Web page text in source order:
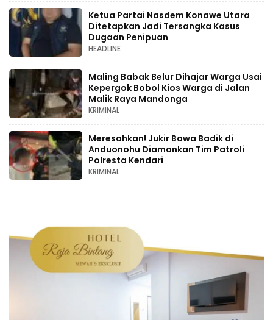
Ketua Partai Nasdem Konawe Utara
Ditetapkan Jadi Tersangka Kasus
Dugaan Penipuan
HEADLINE
Maling Babak Belur Dihajar Warga Usai
Kepergok Bobol Kios Warga di Jalan
Malik Raya Mandonga
KRIMINAL
Meresahkan! Jukir Bawa Badik di
Anduonohu Diamankan Tim Patroli
Polresta Kendari
KRIMINAL